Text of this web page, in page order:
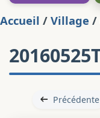
Accueil / Village /
Précédente